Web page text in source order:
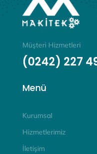
Müşteri Hizmetleri
(0242) 227
Menü
Kurumsal
Hizmetlerimiz
İletişim